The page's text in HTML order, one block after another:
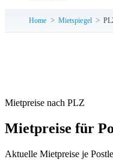
Home Mietspiegel
Mietpreise nach PLZ
Mietpreise für
Aktuelle Mietpreise je